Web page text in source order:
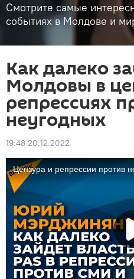
Смотрите самые
событиях в Молдове и
Как далеко
Молдовы в
репрессиях
неугодных
19:48 20.12.2022